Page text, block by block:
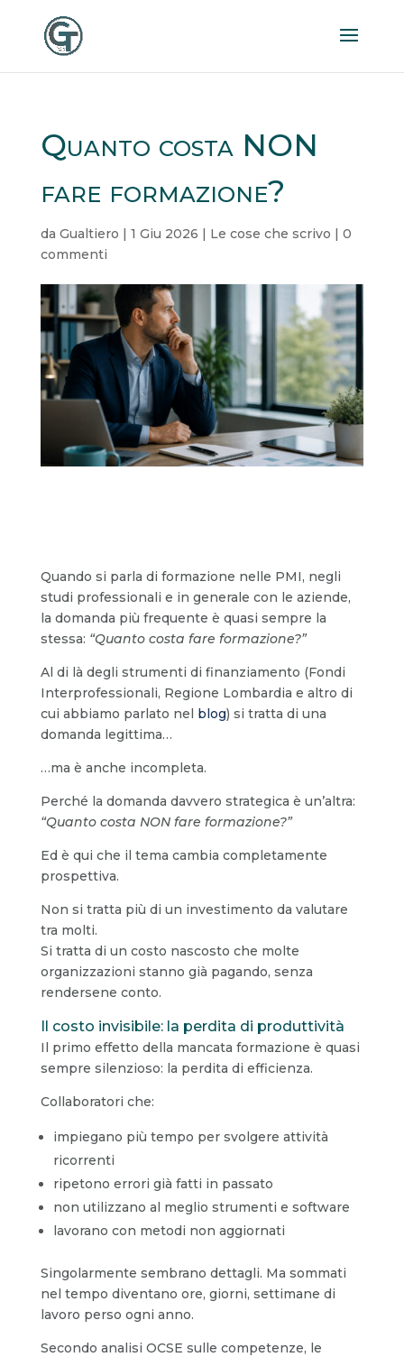
Quanto costa NON
fare formazione?
da Gualtiero | 1 Giu 2026 | Le cose che scrivo | 0
commenti
Quando si parla di formazione nelle PMI, negli
studi professionali e in generale con le aziende,
la domanda più frequente è quasi sempre la
stessa: “Quanto costa fare formazione?”
Al di là degli strumenti di finanziamento (Fondi
Interprofessionali, Regione Lombardia e altro di
cui abbiamo parlato nel blog) si tratta di una
domanda legittima…
…ma è anche incompleta.
Perché la domanda davvero strategica è un’altra:
“Quanto costa NON fare formazione?”
Ed è qui che il tema cambia completamente
prospettiva.
Non si tratta più di un investimento da valutare
tra molti.
Si tratta di un costo nascosto che molte
organizzazioni stanno già pagando, senza
rendersene conto.
Il costo invisibile: la perdita di produttività
Il primo effetto della mancata formazione è quasi
sempre silenzioso: la perdita di efficienza.
Collaboratori che:
impiegano più tempo per svolgere attività
ricorrenti
ripetono errori già fatti in passato
non utilizzano al meglio strumenti e software
lavorano con metodi non aggiornati
Singolarmente sembrano dettagli. Ma sommati
nel tempo diventano ore, giorni, settimane di
lavoro perso ogni anno.
Secondo analisi OCSE sulle competenze, le